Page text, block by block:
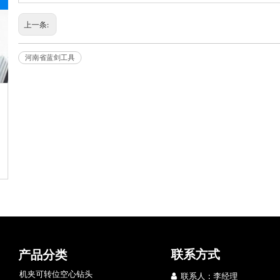
上一条:
河南省蓝剑工具
产品分类
机夹可转位空心钻头
联系方式
 联系人：李经理